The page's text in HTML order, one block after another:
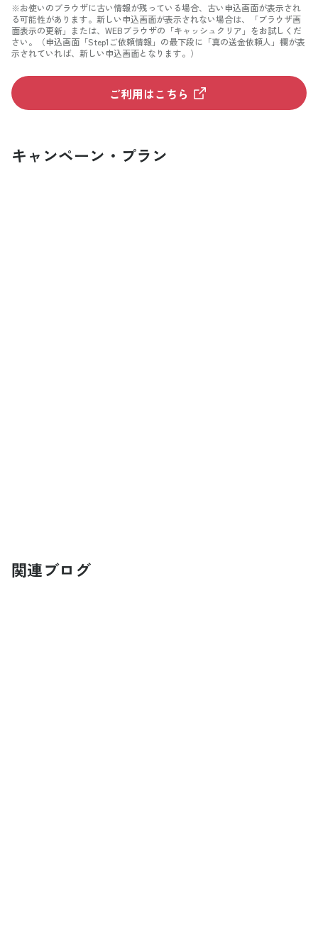
※お使いのブラウザに古い情報が残っている場合、古い申込画面が表示され
る可能性があります。新しい申込画面が表示されない場合は、「ブラウザ画
面表示の更新」または、WEBブラウザの「キャッシュクリア」をお試しくだ
さい。（申込画面「Step1ご依頼情報」の最下段に「真の送金依頼人」欄が表
示されていれば、新しい申込画面となります。）
ご利用はこちら
キャンペーン・プラン
関連ブログ